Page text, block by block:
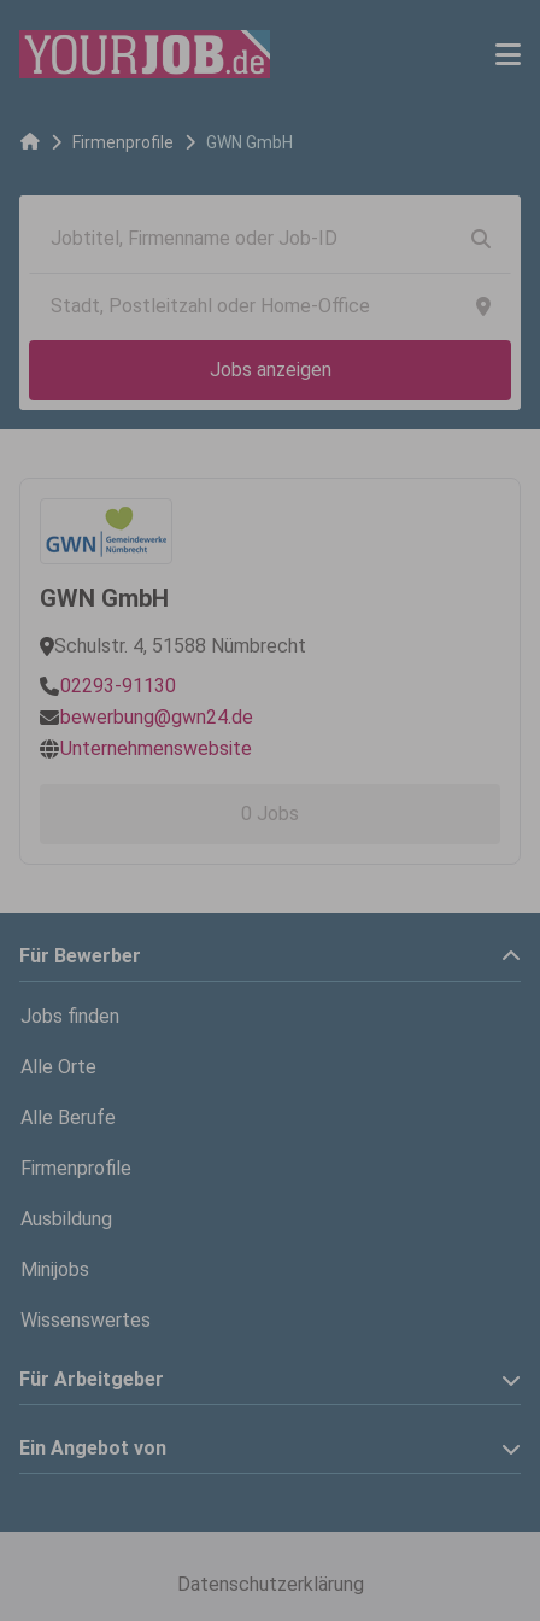
Firmenprofile GWN GmbH
Jobs anzeigen
GWN GmbH
Schulstr. 4, 51588 Nümbrecht
02293-91130
bewerbung@gwn24.de
Unternehmenswebsite
0 Jobs
Für Bewerber
Jobs finden
Alle Orte
Alle Berufe
Firmenprofile
Ausbildung
Minijobs
Wissenswertes
Für Arbeitgeber
Anzeige schalten
Ein Angebot von
Datenschutzerklärung